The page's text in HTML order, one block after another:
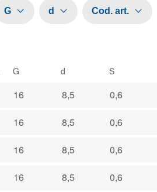
G d Cod. art.
G d S
16 8,5 0,6
16 8,5 0,6
16 8,5 0,6
16 8,5 0,6